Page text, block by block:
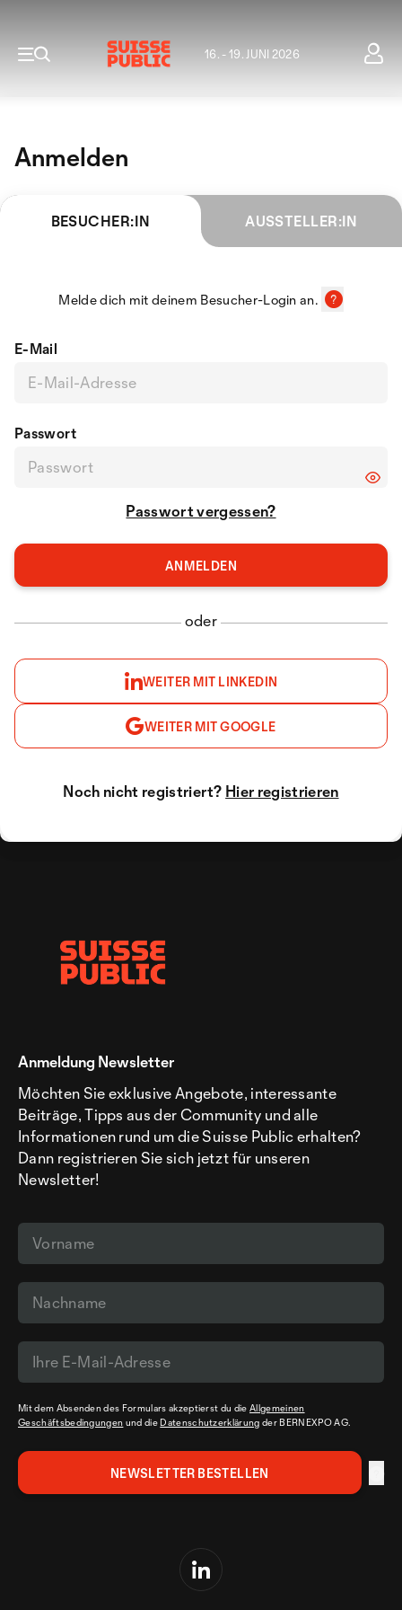
16. - 19. JUNI 2026
Anmelden
BESUCHER:IN AUSSTELLER:IN
Melde dich mit deinem Besucher-Login an.
E-Mail
Passwort
Passwort vergessen?
oder
WEITER MIT LINKEDIN
WEITER MIT GOOGLE
Noch nicht registriert? Hier registrieren
Anmeldung Newsletter
Möchten Sie exklusive Angebote, interessante
Beiträge, Tipps aus der Community und alle
Informationen rund um die Suisse Public erhalten?
Dann registrieren Sie sich jetzt für unseren
Newsletter!
Mit dem Absenden des Formulars akzeptierst du dieAllgemeinen
Geschäftsbedingungen und die Datenschutzerklärung der BERNEXPO AG.